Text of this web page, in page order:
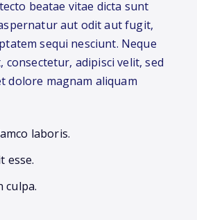
beatae vitae dicta sunt
aut odit aut fugit,
sequi nesciunt. Neque
adipisci velit, sed
dolore magnam aliquam
laboris.
esse.
culpa.